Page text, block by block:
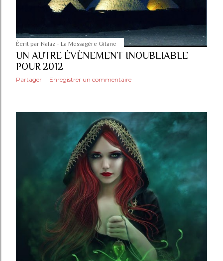
Écrit par Nalaz - La Messagère Gitane
UN AUTRE ÉVÈNEMENT INOUBLIABLE
POUR 2012
Partager Enregistrer un commentaire